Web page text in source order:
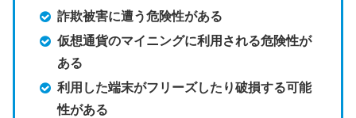
詐欺被害に遭う危険性がある
仮想通貨のマイニングに利用される危険性が
ある
利用した端末がフリーズしたり破損する可能
性がある